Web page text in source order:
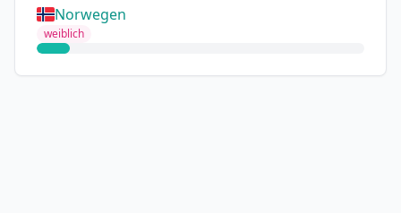
Norwegen
weiblich